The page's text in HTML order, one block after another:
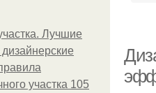
Лучшие
участка 105